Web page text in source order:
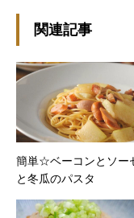
関連記事
簡単☆ベーコンとソー
と冬瓜のパスタ